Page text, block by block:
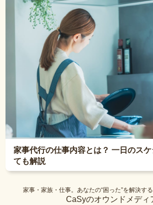
家事代行の仕事内容とは？ 一日のス
ても解説
家事・家族・仕事。あなたの“困った”を解決す
CaSyのオウンドメディ